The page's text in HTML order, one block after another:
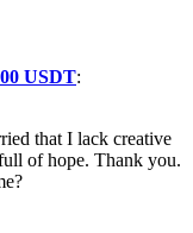
USDT:
that I lack creative
of hope. Thank you.